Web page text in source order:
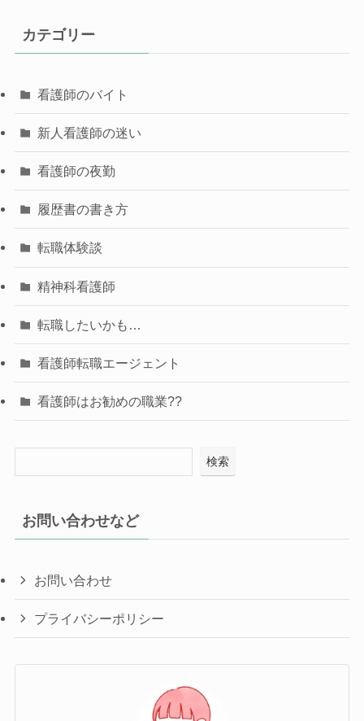
カテゴリー
看護師のバイト
新人看護師の迷い
看護師の夜勤
履歴書の書き方
転職体験談
精神科看護師
転職したいかも…
看護師転職エージェント
看護師はお勧めの職業??
検索
お問い合わせなど
お問い合わせ
プライバシーポリシー